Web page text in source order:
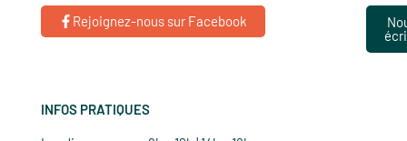
Rejoignez-nous sur Facebook
INFOS PRATIQUES